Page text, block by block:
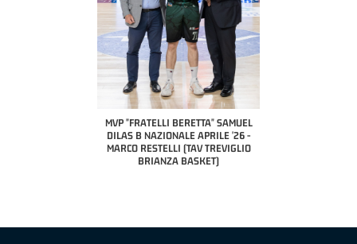
MVP "FRATELLI BERETTA" SAMUEL
DILAS B NAZIONALE APRILE '26 -
MARCO RESTELLI (TAV TREVIGLIO
BRIANZA BASKET)